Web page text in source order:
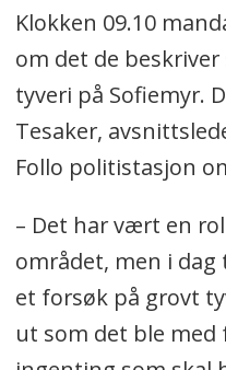
Klokken 09.10
om det de
tyveri på Sofiemyr.
Tesaker,
Follo politistasjon
– Det har vært en
området, men i
et forsøk på grovt
ut som det ble med